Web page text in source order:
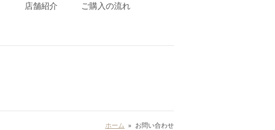
店舗紹介
ご購入の流れ
ホーム » お問い合わせ